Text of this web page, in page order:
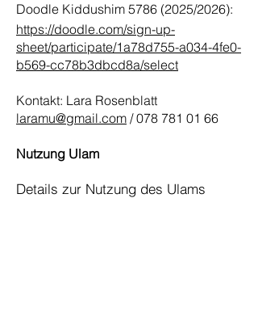
Doodle Kiddushim 5786 (2025/2026):
https://doodle.com/sign-up-
sheet/participate/1a78d755-a034-4fe0-
b569-cc78b3dbcd8a/select
Kontakt: Lara Rosenblatt
laramu@gmail.com /078 781 01 66
Nutzung Ulam
Details zur Nutzung des Ulams